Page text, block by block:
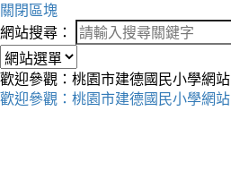
關閉區塊
網站搜尋：
歡迎參觀：桃園市建德國民小學網站
歡迎參觀：桃園市建德國民小學網站